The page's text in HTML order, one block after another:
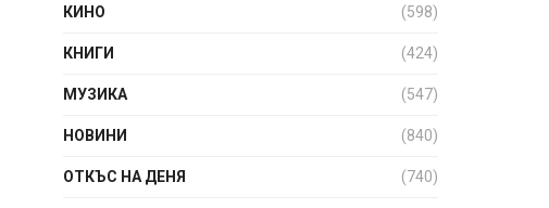
КИНО (598)
КНИГИ (424)
МУЗИКА (547)
НОВИНИ (840)
ОТКЪС НА ДЕНЯ (740)